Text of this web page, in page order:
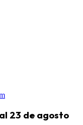
23 de agosto